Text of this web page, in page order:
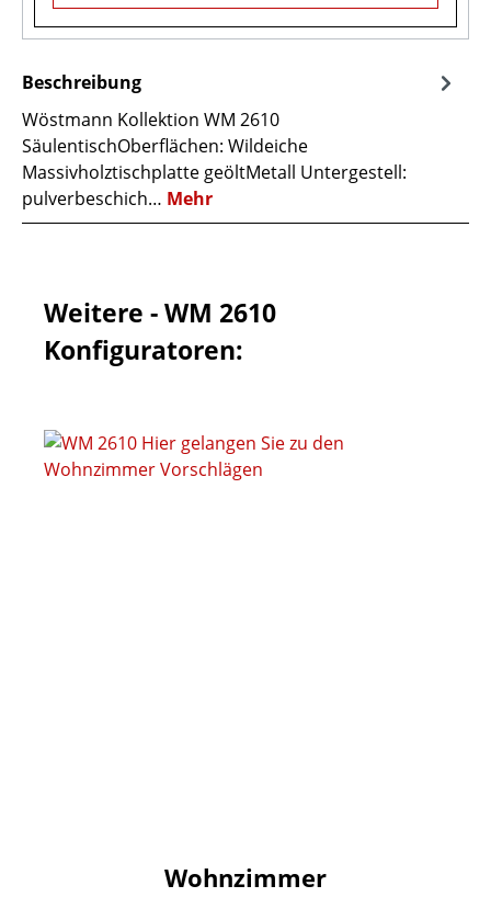
Beschreibung
Wöstmann Kollektion WM 2610
SäulentischOberflächen: Wildeiche
Massivholztischplatte geöltMetall Untergestell:
pulverbeschich… Mehr
Weitere - WM 2610
Konfiguratoren:
Wohnzimmer